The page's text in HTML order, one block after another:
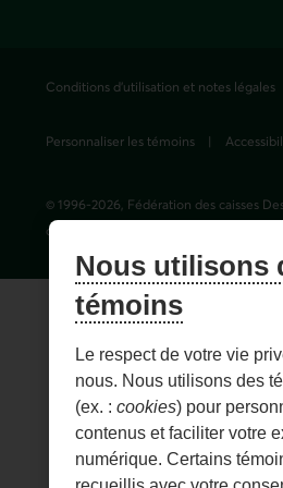
Conditions d'utilisation et notes légales
Personnaliser les témoins
© 1996-2026, Fédération des caisses
droits réservés.
Nous utilisons
témoins
Le respect de votre vie
nous. Nous utilisons des
(ex. : cookies) pour
contenus et faciliter votre
numérique. Certains